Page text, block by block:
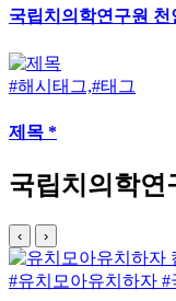
국립치의학연구원
#해시태그,#태그
제목 *
국립치의학연
‹ ›
치모아유치하자#국